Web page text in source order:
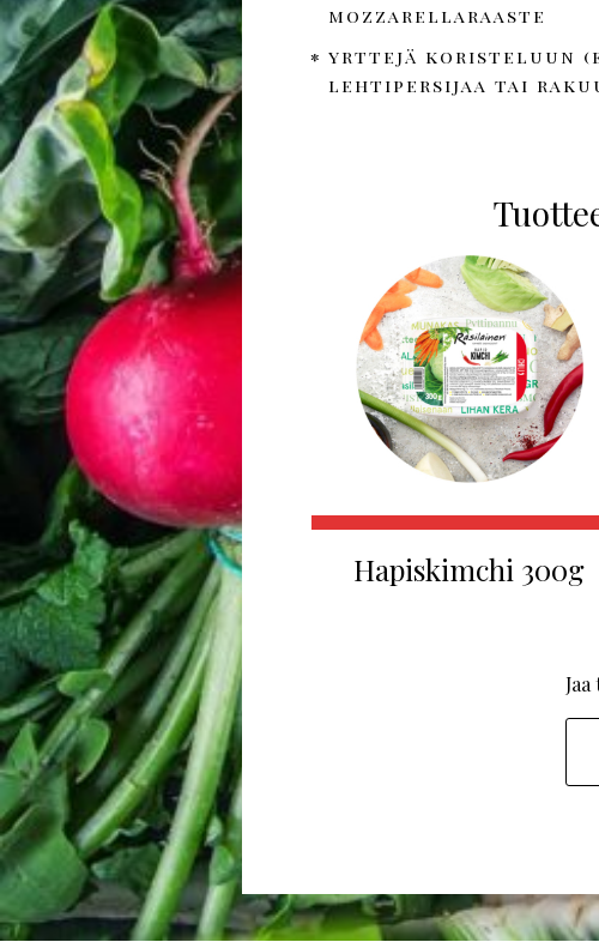
mozzarellaraaste
yrttejä koristeluun
lehtipersijaa tai
Hapiskimchi 300g
Jaa